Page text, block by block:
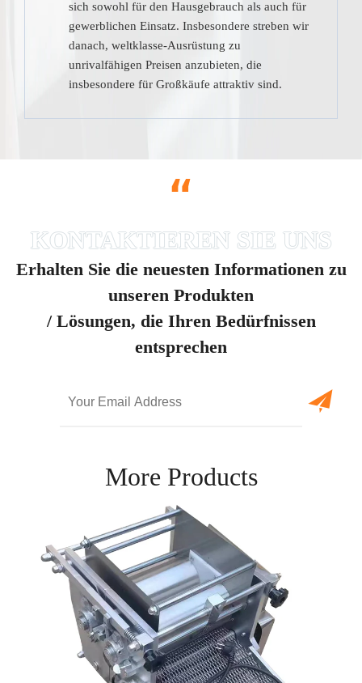
sich sowohl für den Hausgebrauch als auch für
gewerblichen Einsatz. Insbesondere streben wir
danach, weltklasse-Ausrüstung zu
unrivalfähigen Preisen anzubieten, die
insbesondere für Großkäufe attraktiv sind.
“
Erhalten Sie die neuesten Informationen zu
unseren Produkten
/ Lösungen, die Ihren Bedürfnissen
entsprechen
More Products